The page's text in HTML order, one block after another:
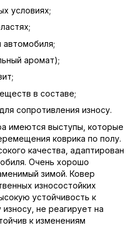
условиях;
автомобиля;
аромат);
в составе;
сопротивления износу.
имеются выступы, которые
коврика по полу.
качества, адаптирован
Очень хорошо
зимой. Ковер
износостойких
устойчивость к
не реагирует на
к изменениям